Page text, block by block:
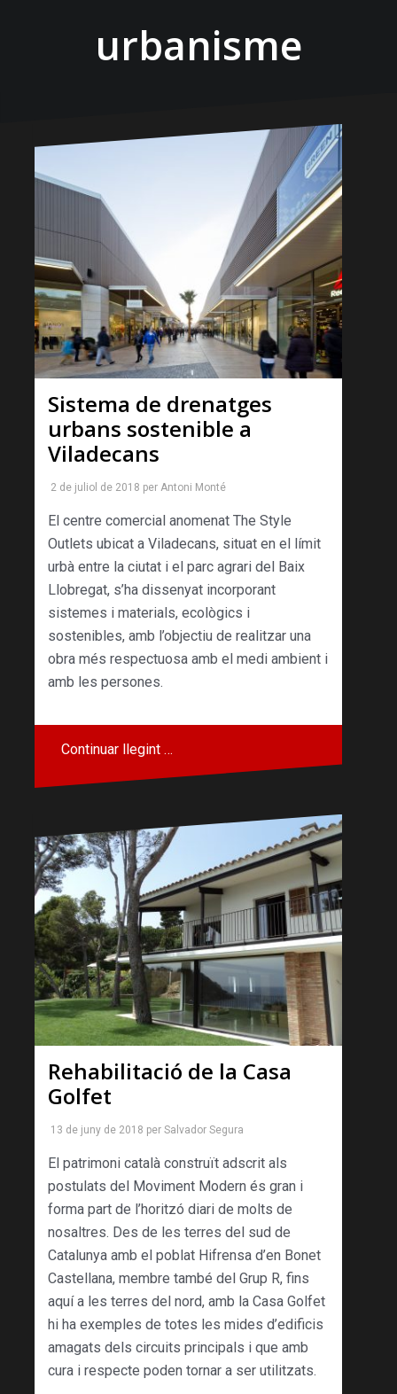
urbanisme
Sistema de drenatges
urbans sostenible a
Viladecans
2 de juliol de 2018 per Antoni Monté
El centre comercial anomenat The Style
Outlets ubicat a Viladecans, situat en el límit
urbà entre la ciutat i el parc agrari del Baix
Llobregat, s’ha dissenyat incorporant
sistemes i materials, ecològics i
sostenibles, amb l’objectiu de realitzar una
obra més respectuosa amb el medi ambient i
amb les persones.
Continuar llegint …
Rehabilitació de la Casa
Golfet
13 de juny de 2018 per Salvador Segura
El patrimoni català construït adscrit als
postulats del Moviment Modern és gran i
forma part de l’horitzó diari de molts de
nosaltres. Des de les terres del sud de
Catalunya amb el poblat Hifrensa d’en Bonet
Castellana, membre també del Grup R, fins
aquí a les terres del nord, amb la Casa Golfet
hi ha exemples de totes les mides d’edificis
amagats dels circuits principals i que amb
cura i respecte poden tornar a ser utilitzats.